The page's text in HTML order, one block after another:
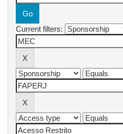
Current filters: